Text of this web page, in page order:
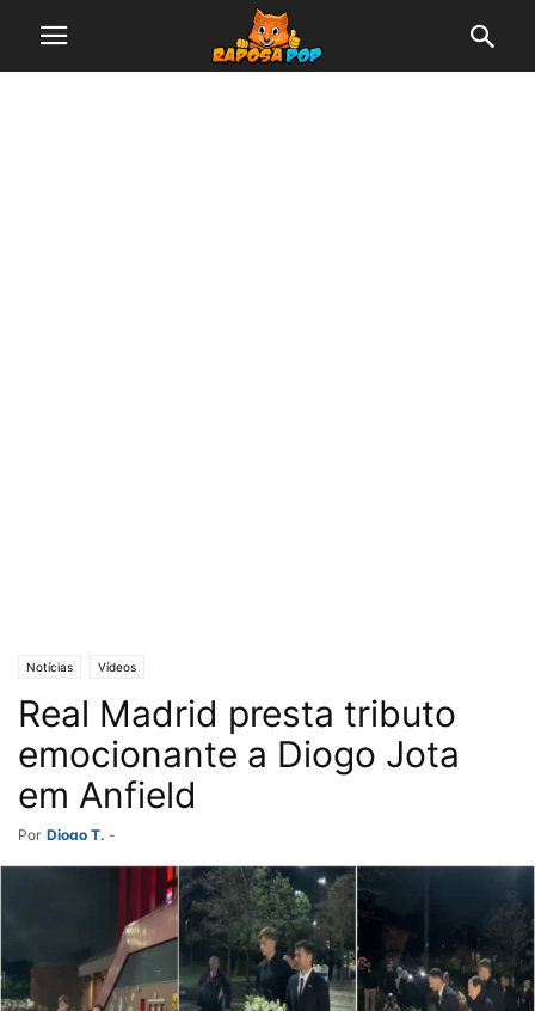
Notícias Vídeos
Real Madrid presta tributo
emocionante a Diogo Jota
em Anfield
Por Diogo T. -